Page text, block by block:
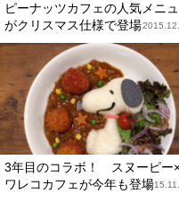
ピーナッツカフェの人気メニ
がクリスマス仕様で登場
3年目のコラボ！ スヌーピー
ワレコカフェが今年も登場